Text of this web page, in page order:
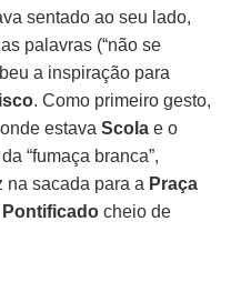
sentado ao seu lado,
palavras (“não se
a inspiração para
. Como primeiro gesto,
estavaScola e o
“fumaça branca”,
na sacada para a Praça
Pontificado cheio de